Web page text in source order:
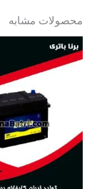
محصولات مشابه